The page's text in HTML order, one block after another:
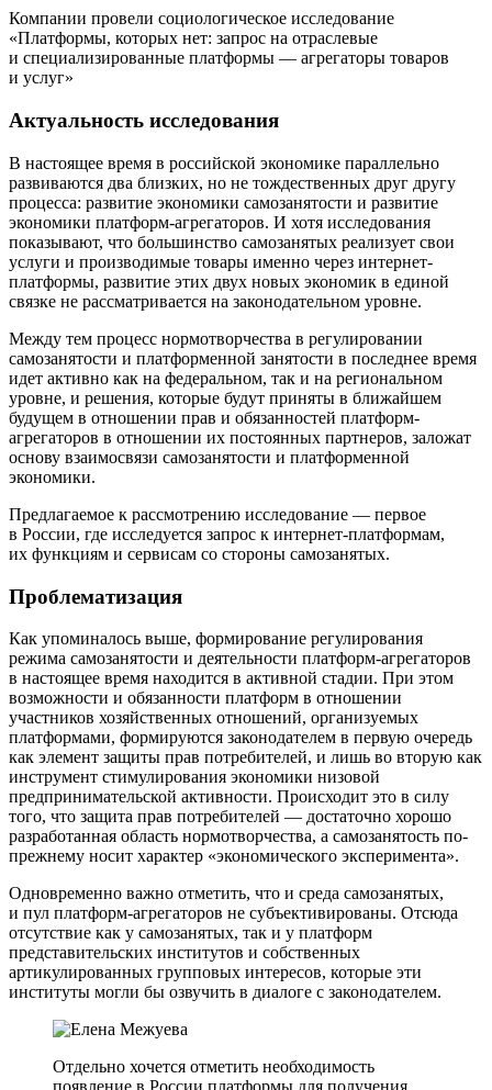
Компании провели социологическое исследование
«Платформы, которых нет: запрос на отраслевые
и специализированные платформы — агрегаторы товаров
и услуг»
Актуальность исследования
В настоящее время в российской экономике параллельно
развиваются два близких, но не тождественных друг другу
процесса: развитие экономики самозанятости и развитие
экономики платформ-агрегаторов. И хотя исследования
показывают, что большинство самозанятых реализует свои
услуги и производимые товары именно через интернет-
платформы, развитие этих двух новых экономик в единой
связке не рассматривается на законодательном уровне.
Между тем процесс нормотворчества в регулировании
самозанятости и платформенной занятости в последнее время
идет активно как на федеральном, так и на региональном
уровне, и решения, которые будут приняты в ближайшем
будущем в отношении прав и обязанностей платформ-
агрегаторов в отношении их постоянных партнеров, заложат
основу взаимосвязи самозанятости и платформенной
экономики.
Предлагаемое к рассмотрению исследование — первое
в России, где исследуется запрос к интернет-платформам,
их функциям и сервисам со стороны самозанятых.
Проблематизация
Как упоминалось выше, формирование регулирования
режима самозанятости и деятельности платформ-агрегаторов
в настоящее время находится в активной стадии. При этом
возможности и обязанности платформ в отношении
участников хозяйственных отношений, организуемых
платформами, формируются законодателем в первую очередь
как элемент защиты прав потребителей, и лишь во вторую как
инструмент стимулирования экономики низовой
предпринимательской активности. Происходит это в силу
того, что защита прав потребителей — достаточно хорошо
разработанная область нормотворчества, а самозанятость по-
прежнему носит характер «экономического эксперимента».
Одновременно важно отметить, что и среда самозанятых,
и пул платформ-агрегаторов не субъективированы. Отсюда
отсутствие как у самозанятых, так и у платформ
представительских институтов и собственных
артикулированных групповых интересов, которые эти
институты могли бы озвучить в диалоге с законодателем.
Отдельно хочется отметить необходимость